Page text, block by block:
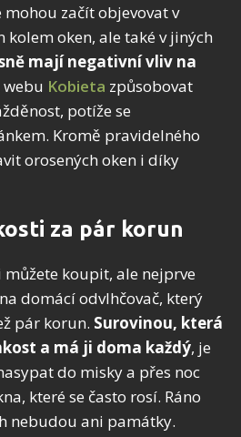
mohou začít objevovat v
kolem oken, ale také v jiných
mají negativní vliv na
Kobieta způsobovat
potíže se
Kromě pravidelného
orosených oken i díky
za pár korun
můžete koupit, ale nejprve
domácí odvlhčovač, který
pár korun. Surovinou, která
a má ji doma každý, je
do misky a přes noc
které se často rosí. Ráno
nebudou ani památky.